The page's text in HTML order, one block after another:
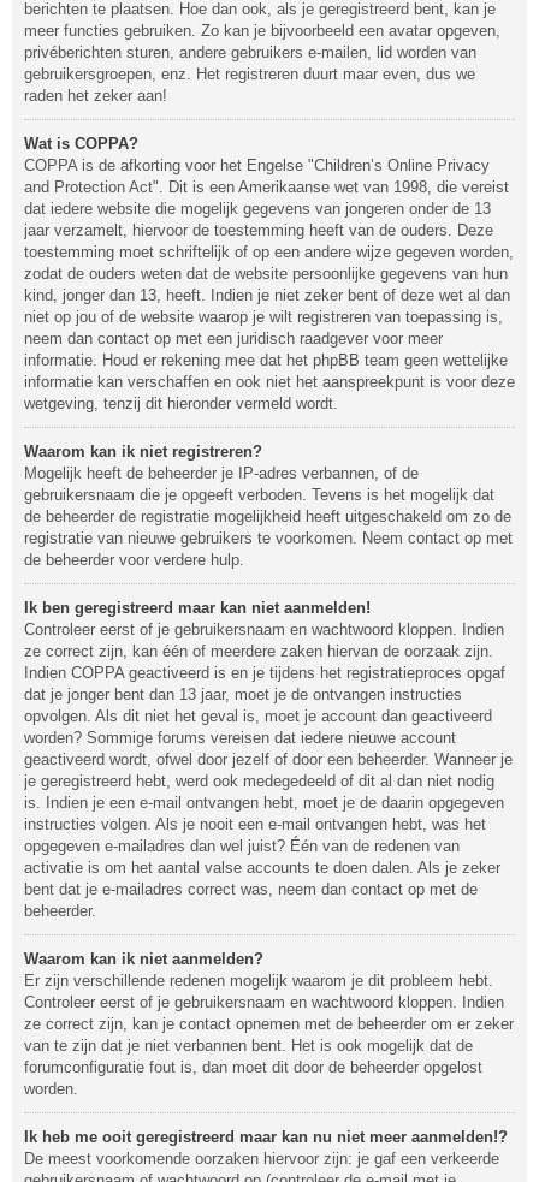
berichten te plaatsen. Hoe dan ook, als je geregistreerd bent, kan je
meer functies gebruiken. Zo kan je bijvoorbeeld een avatar opgeven,
privéberichten sturen, andere gebruikers e-mailen, lid worden van
gebruikersgroepen, enz. Het registreren duurt maar even, dus we
raden het zeker aan!
Wat is COPPA?
COPPA is de afkorting voor het Engelse "Children’s Online Privacy
and Protection Act". Dit is een Amerikaanse wet van 1998, die vereist
dat iedere website die mogelijk gegevens van jongeren onder de 13
jaar verzamelt, hiervoor de toestemming heeft van de ouders. Deze
toestemming moet schriftelijk of op een andere wijze gegeven worden,
zodat de ouders weten dat de website persoonlijke gegevens van hun
kind, jonger dan 13, heeft. Indien je niet zeker bent of deze wet al dan
niet op jou of de website waarop je wilt registreren van toepassing is,
neem dan contact op met een juridisch raadgever voor meer
informatie. Houd er rekening mee dat het phpBB team geen wettelijke
informatie kan verschaffen en ook niet het aanspreekpunt is voor deze
wetgeving, tenzij dit hieronder vermeld wordt.
Waarom kan ik niet registreren?
Mogelijk heeft de beheerder je IP-adres verbannen, of de
gebruikersnaam die je opgeeft verboden. Tevens is het mogelijk dat
de beheerder de registratie mogelijkheid heeft uitgeschakeld om zo de
registratie van nieuwe gebruikers te voorkomen. Neem contact op met
de beheerder voor verdere hulp.
Ik ben geregistreerd maar kan niet aanmelden!
Controleer eerst of je gebruikersnaam en wachtwoord kloppen. Indien
ze correct zijn, kan één of meerdere zaken hiervan de oorzaak zijn.
Indien COPPA geactiveerd is en je tijdens het registratieproces opgaf
dat je jonger bent dan 13 jaar, moet je de ontvangen instructies
opvolgen. Als dit niet het geval is, moet je account dan geactiveerd
worden? Sommige forums vereisen dat iedere nieuwe account
geactiveerd wordt, ofwel door jezelf of door een beheerder. Wanneer je
je geregistreerd hebt, werd ook medegedeeld of dit al dan niet nodig
is. Indien je een e-mail ontvangen hebt, moet je de daarin opgegeven
instructies volgen. Als je nooit een e-mail ontvangen hebt, was het
opgegeven e-mailadres dan wel juist? Één van de redenen van
activatie is om het aantal valse accounts te doen dalen. Als je zeker
bent dat je e-mailadres correct was, neem dan contact op met de
beheerder.
Waarom kan ik niet aanmelden?
Er zijn verschillende redenen mogelijk waarom je dit probleem hebt.
Controleer eerst of je gebruikersnaam en wachtwoord kloppen. Indien
ze correct zijn, kan je contact opnemen met de beheerder om er zeker
van te zijn dat je niet verbannen bent. Het is ook mogelijk dat de
forumconfiguratie fout is, dan moet dit door de beheerder opgelost
worden.
Ik heb me ooit geregistreerd maar kan nu niet meer aanmelden!?
De meest voorkomende oorzaken hiervoor zijn: je gaf een verkeerde